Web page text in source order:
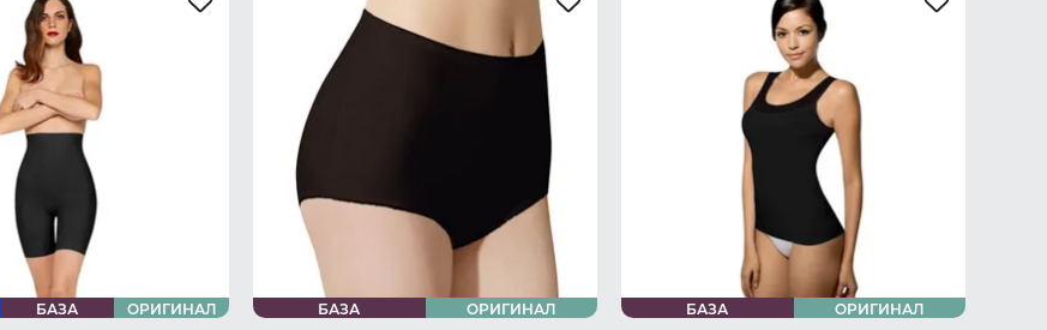
52 RU / XXL 54 RU / XXXL 52 RU / XXL 54 RU / XXXL 52 RU / XXL 54 RU / XXXL
БАЗА ОРИГИНАЛ БАЗА ОРИГИНАЛ БАЗА ОРИГИНАЛ